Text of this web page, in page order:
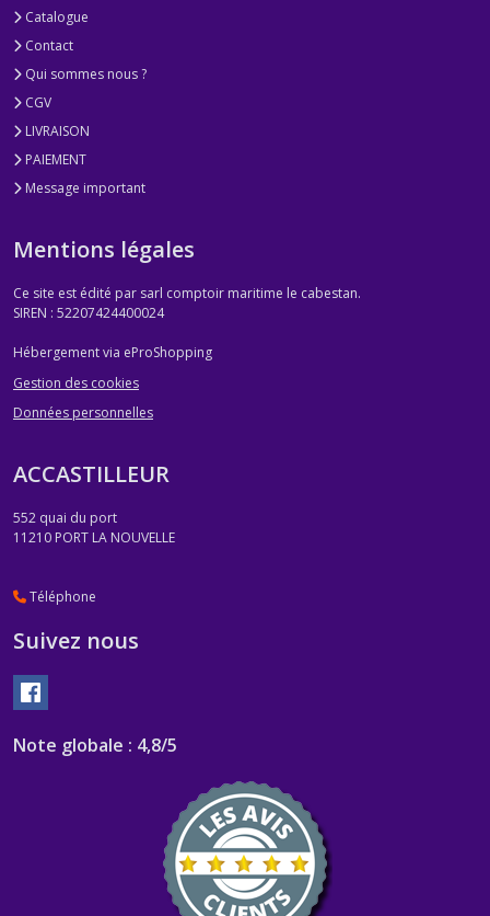
Catalogue
Contact
Qui sommes nous ?
CGV
LIVRAISON
PAIEMENT
Message important
Mentions légales
Ce site est édité par sarl comptoir maritime le cabestan.
SIREN : 52207424400024
Hébergement via eProShopping
Gestion des cookies
Données personnelles
ACCASTILLEUR
552 quai du port
11210 PORT LA NOUVELLE
Téléphone
Suivez nous
Note globale : 4,8/5